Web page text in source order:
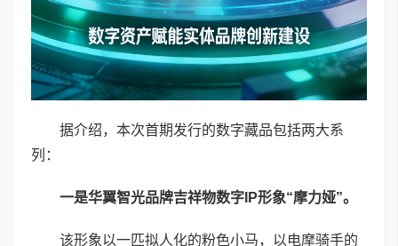
据介绍，本次首期发行的数字藏品包括两大系
列：
一是华翼智光品牌吉祥物数字 IP形象“摩力娅”。
该形象以一匹拟人化的粉色小马，以电摩骑手的